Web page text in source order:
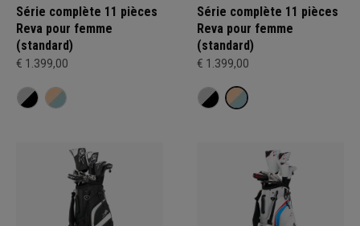
Série complète 11 pièces
Reva pour femme
(standard)
€ 1.399,00
Série complète 11 pièces
Reva pour femme
(standard)
€ 1.399,00